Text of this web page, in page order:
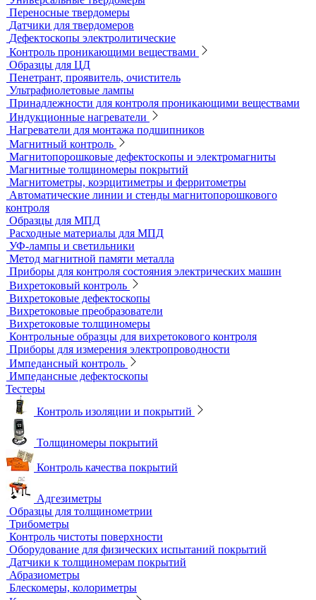
Пауки, штативы для рентгеновских аппаратов
Твердометрия (контроль твердости)
Ультразвуковые твердомеры
Динамические твердомеры
Стационарные твердомеры
Комбинированные твердомеры
Комплектующие к твердомерам
Меры твердости
Микротвердомеры
Нанотвердомеры
Портативные твердомеры
Твердомеры резины и пластмасс (дюрометры)
Универсальные твердомеры
Переносные твердомеры
Датчики для твердомеров
Дефектоскопы электролитические
Контроль проникающими веществами
Образцы для ЦД
Пенетрант, проявитель, очиститель
Ультрафиолетовые лампы
Принадлежности для контроля проникающими веществами
Индукционные нагреватели
Нагреватели для монтажа подшипников
Магнитный контроль
Магнитопорошковые дефектоскопы и электромагниты
Магнитные толщиномеры покрытий
Магнитометры, коэрцитиметры и ферритометры
Автоматические линии и стенды магнитопорошкового
контроля
Образцы для МПД
Расходные материалы для МПД
УФ-лампы и светильники
Метод магнитной памяти металла
Приборы для контроля состояния электрических машин
Вихретоковый контроль
Вихретоковые дефектоскопы
Вихретоковые преобразователи
Вихретоковые толщиномеры
Контрольные образцы для вихретокового контроля
Приборы для измерения электропроводности
Импедансный контроль
Импедансные дефектоскопы
Тестеры
Контроль изоляции и покрытий